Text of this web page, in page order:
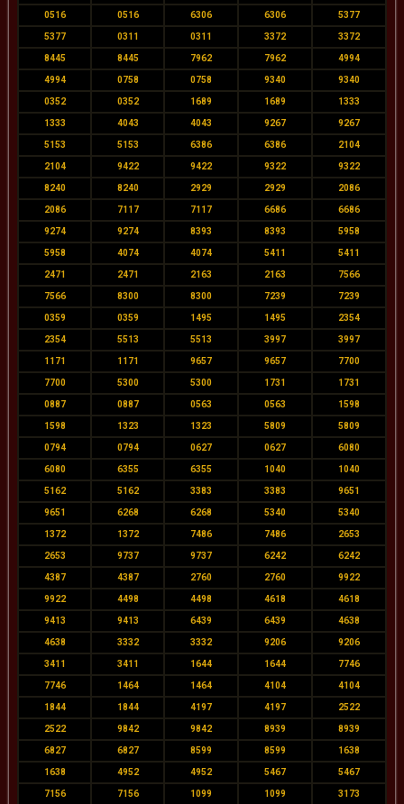
0516 0516 6306 6306 5377
5377 0311 0311 3372 3372
8445 8445 7962 7962 4994
4994 0758 0758 9340 9340
0352 0352 1689 1689 1333
1333 4043 4043 9267 9267
5153 5153 6386 6386 2104
2104 9422 9422 9322 9322
8240 8240 2929 2929 2086
2086 7117 7117 6686 6686
9274 9274 8393 8393 5958
5958 4074 4074 5411 5411
2471 2471 2163 2163 7566
7566 8300 8300 7239 7239
0359 0359 1495 1495 2354
2354 5513 5513 3997 3997
1171 1171 9657 9657 7700
7700 5300 5300 1731 1731
0887 0887 0563 0563 1598
1598 1323 1323 5809 5809
0794 0794 0627 0627 6080
6080 6355 6355 1040 1040
5162 5162 3383 3383 9651
9651 6268 6268 5340 5340
1372 1372 7486 7486 2653
2653 9737 9737 6242 6242
4387 4387 2760 2760 9922
9922 4498 4498 4618 4618
9413 9413 6439 6439 4638
4638 3332 3332 9206 9206
3411 3411 1644 1644 7746
7746 1464 1464 4104 4104
1844 1844 4197 4197 2522
2522 9842 9842 8939 8939
6827 6827 8599 8599 1638
1638 4952 4952 5467 5467
7156 7156 1099 1099 3173